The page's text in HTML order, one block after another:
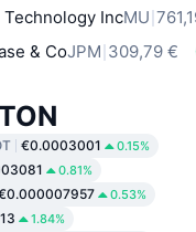
Technology IncMU
& CoJPM 309,79 €
€0.0003001 0.15%
0.81%
0.53%
1.84%